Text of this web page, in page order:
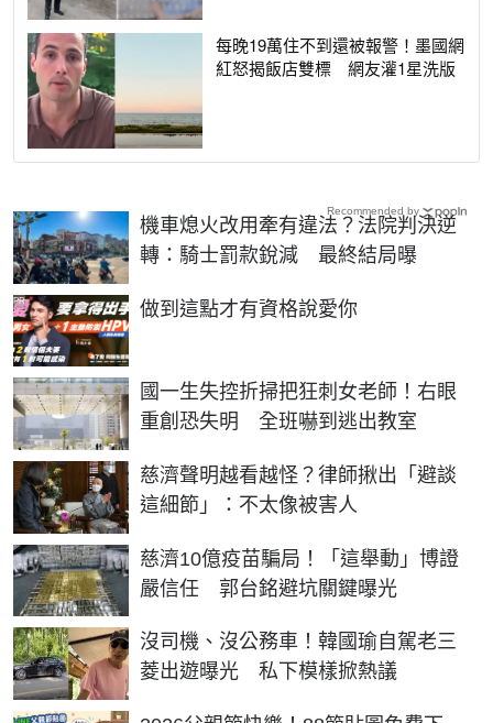
每晚19萬住不到還被報警！墨國網
紅怒揭飯店雙標 網友灌1星洗版
機車熄火改用牽有違法？法院判決逆
轉：騎士罰款銳減 最終結局曝
做到這點才有資格說愛你
PR
國一生失控折掃把狂刺女老師！右眼
重創恐失明 全班嚇到逃出教室
慈濟聲明越看越怪？律師揪出「避談
這細節」：不太像被害人
慈濟10億疫苗騙局！「這舉動」博證
嚴信任 郭台銘避坑關鍵曝光
沒司機、沒公務車！韓國瑜自駕老三
菱出遊曝光 私下模樣掀熱議
Recommended by